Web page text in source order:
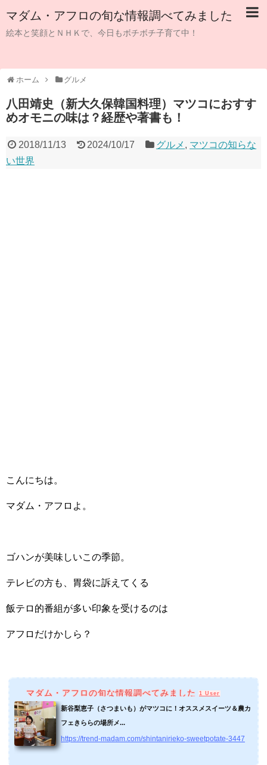
マダム・アフロの旬な情報調べてみました
絵本と笑顔とＮＨＫで、今日もボチボチ子育て中！
ホーム グルメ
八田靖史（新大久保韓国料理）マツコにおすす
めオモニの味は？経歴や著書も！
2018/11/13 2024/10/17 グルメ , マツコの知らな
い世界
こんにちは。
マダム・アフロよ。
ゴハンが美味しいこの季節。
テレビの方も、胃袋に訴えてくる
飯テロ的番組が多い印象を受けるのは
アフロだけかしら？
マダム・アフロの旬な情報調べてみました 1 User
新谷梨恵子（さつまいも）がマツコに！オススメスイーツ＆農カ
フェきららの場所メ...
https://trend-madam.com/shintanirieko-sweetpotate-3447